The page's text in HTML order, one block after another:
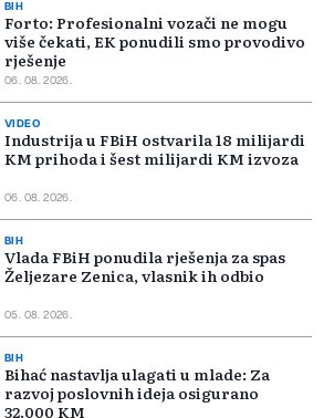
BIH
Forto: Profesionalni vozači ne mogu
više čekati, EK ponudili smo provodivo
rješenje
06. 08. 2026.
VIDEO
Industrija u FBiH ostvarila 18 milijardi
KM prihoda i šest milijardi KM izvoza
06. 08. 2026.
BIH
Vlada FBiH ponudila rješenja za spas
Željezare Zenica, vlasnik ih odbio
05. 08. 2026.
BIH
Bihać nastavlja ulagati u mlade: Za
razvoj poslovnih ideja osigurano
32.000 KM